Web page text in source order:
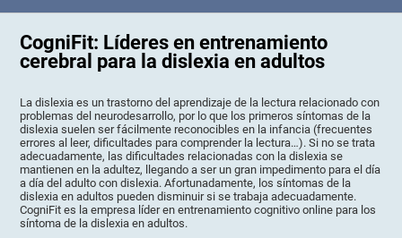
CogniFit: Líderes en entrenamiento
cerebral para la dislexia en adultos
La dislexia es un trastorno del aprendizaje de la lectura relacionado con
problemas del neurodesarrollo, por lo que los primeros síntomas de la
dislexia suelen ser fácilmente reconocibles en la infancia (frecuentes
errores al leer, dificultades para comprender la lectura…). Si no se trata
adecuadamente, las dificultades relacionadas con la dislexia se
mantienen en la adultez, llegando a ser un gran impedimento para el día
a día del adulto con dislexia. Afortunadamente, los síntomas de la
dislexia en adultos pueden disminuir si se trabaja adecuadamente.
CogniFit es la empresa líder en entrenamiento cognitivo online para los
síntoma de la dislexia en adultos.